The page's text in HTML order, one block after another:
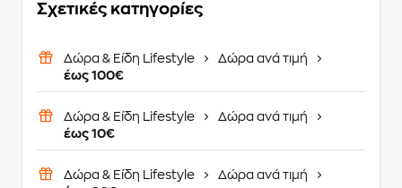
Σχετικές κατηγορίες
Δώρα & Είδη Lifestyle
Δώρα ανά τιμή
έως 100€
Δώρα & Είδη Lifestyle
Δώρα ανά τιμή
έως 10€
Δώρα & Είδη Lifestyle
Δώρα ανά τιμή